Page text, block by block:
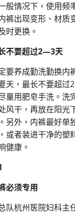
般情况下，使用频
裤出现变形、材质
时更换。
不要超过2—3天
养成勤洗勤换内
天，最长不要超
量用肥皂手洗。洗
风干，再放在阳光
另外，内裤最好单
或者装进干净的塑
健康。
须专用
杭州医院妇科主